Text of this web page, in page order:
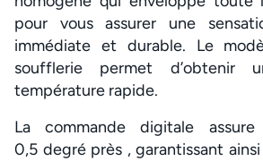
pour vous assurer une
immédiate et durable. Le
soufflerie permet d’obtenir
température rapide.
La commande digitale
0,5 degré près , garantissant